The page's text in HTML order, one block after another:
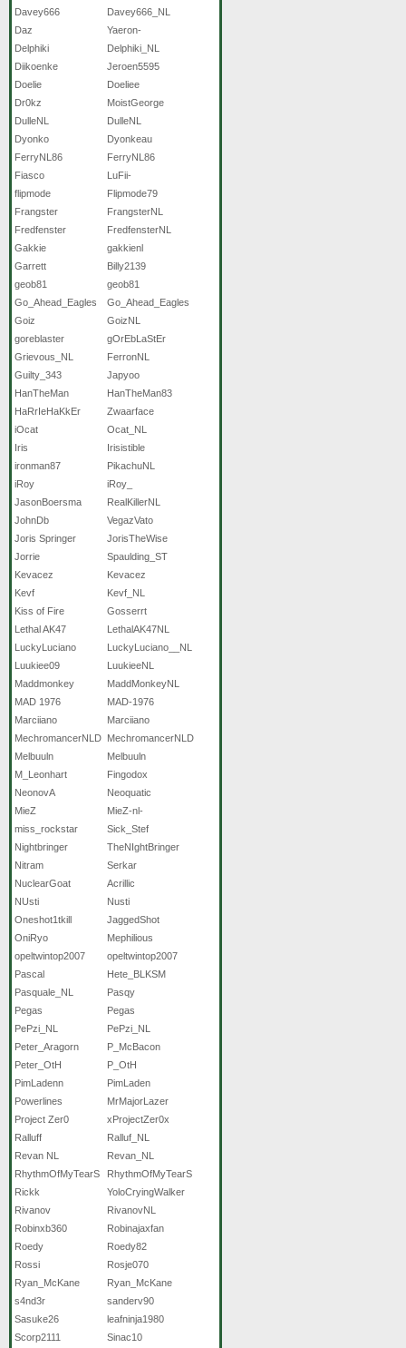
Davey666
Davey666_NL
Daz
Yaeron-
Delphiki
Delphiki_NL
Diikoenke
Jeroen5595
Doelie
Doeliee
Dr0kz
MoistGeorge
DulleNL
DulleNL
Dyonko
Dyonkeau
FerryNL86
FerryNL86
Fiasco
LuFii-
flipmode
Flipmode79
Frangster
FrangsterNL
Fredfenster
FredfensterNL
Gakkie
gakkienl
Garrett
Billy2139
geob81
geob81
Go_Ahead_Eagles
Go_Ahead_Eagles
Goiz
GoizNL
goreblaster
gOrEbLaStEr
Grievous_NL
FerronNL
Guilty_343
Japyoo
HanTheMan
HanTheMan83
HaRrIeHaKkEr
Zwaarface
iOcat
Ocat_NL
Iris
Irisistible
ironman87
PikachuNL
iRoy
iRoy_
JasonBoersma
RealKillerNL
JohnDb
VegazVato
Joris Springer
JorisTheWise
Jorrie
Spaulding_ST
Kevacez
Kevacez
Kevf
Kevf_NL
Kiss of Fire
Gosserrt
Lethal AK47
LethalAK47NL
LuckyLuciano
LuckyLuciano__NL
Luukiee09
LuukieeNL
Maddmonkey
MaddMonkeyNL
MAD 1976
MAD-1976
Marciiano
Marciiano
MechromancerNLD MechromancerNLD
Melbuuln
Melbuuln
M_Leonhart
Fingodox
NeonovA
Neoquatic
MieZ
MieZ-nl-
miss_rockstar
Sick_Stef
Nightbringer
TheNIghtBringer
Nitram
Serkar
NuclearGoat
Acrillic
NUsti
Nusti
Oneshot1tkill
JaggedShot
OniRyo
Mephilious
opeltwintop2007
opeltwintop2007
Pascal
Hete_BLKSM
Pasquale_NL
Pasqy
Pegas
Pegas
PePzi_NL
PePzi_NL
Peter_Aragorn
P_McBacon
Peter_OtH
P_OtH
PimLadenn
PimLaden
Powerlines
MrMajorLazer
Project Zer0
xProjectZer0x
Ralluff
Ralluf_NL
Revan NL
Revan_NL
RhythmOfMyTearS
RhythmOfMyTearS
Rickk
YoloCryingWalker
Rivanov
RivanovNL
Robinxb360
Robinajaxfan
Roedy
Roedy82
Rossi
Rosje070
Ryan_McKane
Ryan_McKane
s4nd3r
sanderv90
Sasuke26
leafninja1980
Scorp2111
Sinac10